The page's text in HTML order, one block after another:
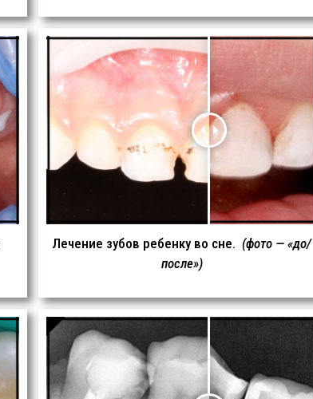
Лечение зубов ребенку во сне.(фото — «до/
после»)